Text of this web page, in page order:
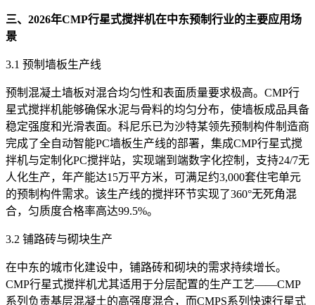
三、2026年CMP行星式搅拌机在中东预制行业的主要应用场
景
3.1 预制墙板生产线
预制混凝土墙板对混合均匀性和表面质量要求极高。CMP行
星式搅拌机能够确保水泥与骨料的均匀分布，使墙板成品具备
稳定强度和光滑表面。科尼乐已为沙特某领先预制构件制造商
完成了全自动智能PC墙板生产线的部署，集成CMP行星式搅
拌机与定制化PC搅拌站，实现端到端数字化控制，支持24/7无
人化生产，年产能达15万平方米，可满足约3,000套住宅单元
的预制构件需求。该生产线的搅拌环节实现了360°无死角混
合，匀质度合格率高达99.5%。
3.2 铺路砖与砌块生产
在中东的城市化建设中，铺路砖和砌块的需求持续增长。
CMP行星式搅拌机尤其适用于分层配置的生产工艺——CMP
系列负责基层混凝土的高强度混合，而CMPS系列快速行星式